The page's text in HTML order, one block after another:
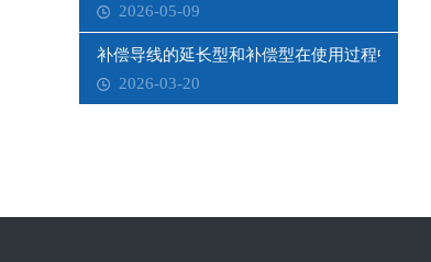
2026-05-09
补偿导线的延长型和补偿型在使用过程中需要
2026-03-20